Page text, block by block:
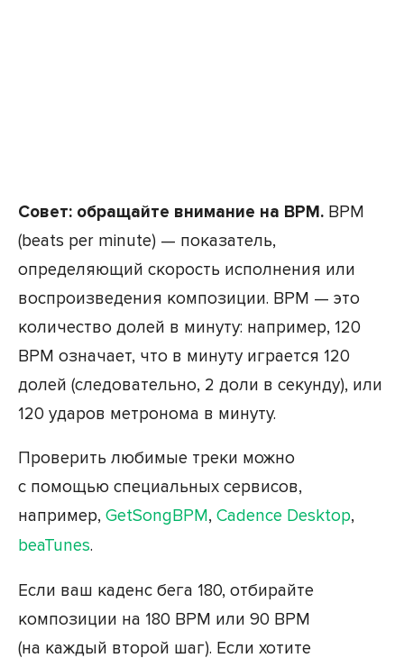
Совет: обращайте внимание на BPM. BPM
(beats per minute) — показатель,
определяющий скорость исполнения или
воспроизведения композиции. BPM — это
количество долей в минуту: например, 120
BPM означает, что в минуту играется 120
долей (следовательно, 2 доли в секунду), или
120 ударов метронома в минуту.
Проверить любимые треки можно
с помощью специальных сервисов,
например, GetSongBPM, Cadence Desktop,
beaTunes.
Если ваш каденс бега 180, отбирайте
композиции на 180 BPM или 90 BPM
(на каждый второй шаг). Если хотите